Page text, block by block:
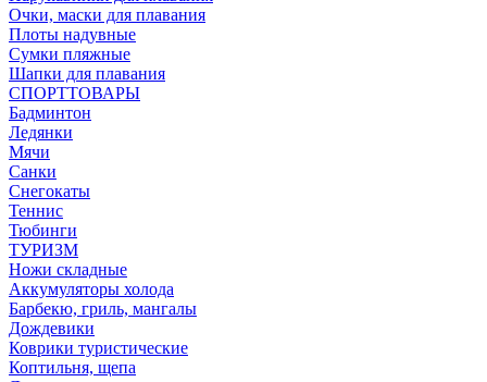
Очки, маски для плавания
Плоты надувные
Сумки пляжные
Шапки для плавания
СПОРТТОВАРЫ
Бадминтон
Ледянки
Мячи
Санки
Снегокаты
Теннис
Тюбинги
ТУРИЗМ
Ножи складные
Аккумуляторы холода
Барбекю, гриль, мангалы
Дождевики
Коврики туристические
Коптильня, щепа